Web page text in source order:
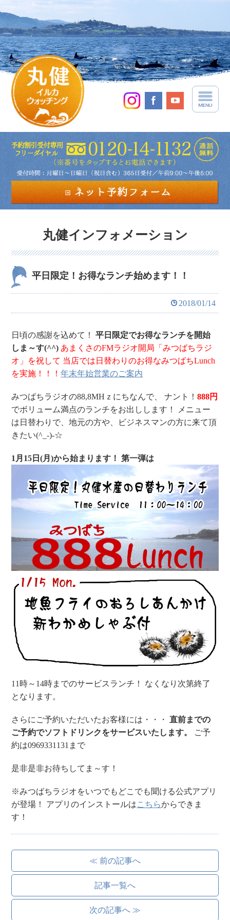
丸健インフォメーション
平日限定！お得なランチ始めます！！
2018/01/14
日頃の感謝を込めて！
平日限定でお得なランチを開始
しま～す(^^) あまくさのFMラジオ開局「みつばちラジ
オ」を祝して 当店では日替わりのお得なみつばちLunch
を実施！！！年末年始営業のご案内
みつばちラジオの88,8MHｚにちなんで、 ナント！888円
でボリューム満点のランチをお出しします！
メニュー
は日替わりで、地元の方や、ビジネスマンの方に来て頂
きたい(^_-)-☆
1月15日(月)から始まります！ 第一弾は
11時～14時までのサービスランチ！
なくなり次第終了
となります。
さらにご予約いただいたお客様には・・・
直前までの
ご予約でソフトドリンクをサービスいたします。
ご予
約は0969331131まで
是非是非お待ちしてま～す！
※みつばちラジオをいつでもどこでも聞ける公式アプリ
が登場！
アプリのインストールはこちらからできま
す！
≪ 前の記事へ
記事一覧へ
次の記事へ ≫